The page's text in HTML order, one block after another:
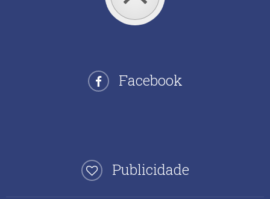
Facebook
Publicidade